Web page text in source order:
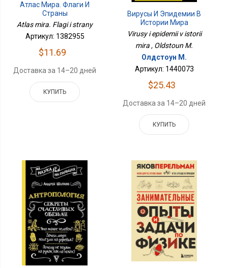
Атлас Мира. Флаги И
Страны
Atlas mira. Flagi i strany
Артикул: 1382955
$11.69
Доставка за 14–20 дней
КУПИТЬ
Вирусы И Эпидемии В
Истории Мира
Virusy i epidemii v istorii
mira , Oldstoun M.
Олдстоун М.
Артикул: 1440073
$25.43
Доставка за 14–20 дней
КУПИТЬ